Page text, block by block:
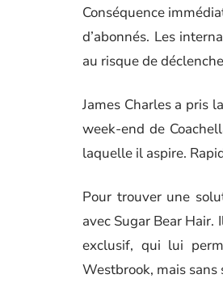
Conséquence
d’abonnés. Les
au risque de
James Charles a pris
week-end de
laquelle il aspire.
Pour trouver une
avec Sugar Bear
exclusif, qui lui
Westbrook, mais sans